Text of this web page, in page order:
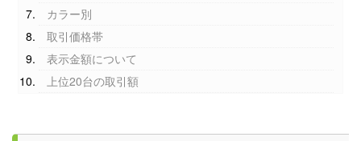
カラー別
取引価格帯
表示金額について
上位20台の取引額